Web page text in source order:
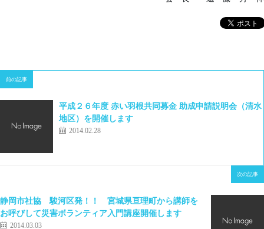
前の記事
平成２６年度 赤い羽根共同募金 助成申請説明会（清水
地区）を開催します
2014.02.28
次の記事
静岡市社協 駿河区発！！ 宮城県亘理町から講師を
お呼びして災害ボランティア入門講座開催します
2014.03.03